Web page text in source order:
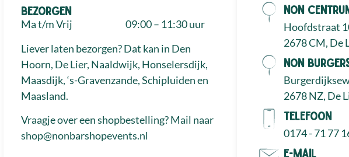
Bezorgen
Ma t/m Vrij
09:00 – 11:30 uur
Liever laten bezorgen? Dat kan in Den
Hoorn, De Lier, Naaldwijk, Honselersdijk,
Maasdijk, ‘s-Gravenzande, Schipluiden en
Maasland.
Vraagje over een shopbestelling? Mail naar
shop@nonbarshopevents.nl
NON
Hoofdstraat
2678 CM, De
NON
2678 NZ, De
Telefoon
0174 - 71 77
E-mail